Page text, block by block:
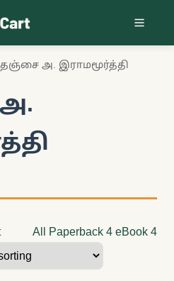
தஞ்சை அ. இராமமூர்த்தி
All Paperback 4 eBook 4